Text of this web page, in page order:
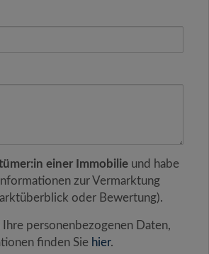
einer Immobilie und habe
zur Vermarktung
oder Bewertung).
personenbezogenen Daten,
finden Sie hier.